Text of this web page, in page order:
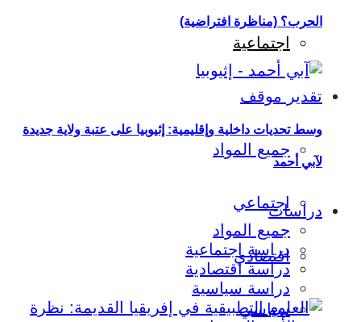
اجتماعية
تقدير موقف
جميع المواد
اجتماعي
اقتصادي
سياسي
الحرب؟ (مناظرة افتراضية)
وسط تحديات داخلية وإقليمية: إثيوبيا على عتبة ولاية جديدة
لآبي أحمد
دراسات
جميع المواد
دراسة اجتماعية
دراسة اقتصادية
دراسة سياسية